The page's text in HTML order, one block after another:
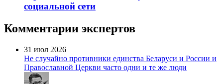
социальной сети
Комментарии экспертов
31 июл 2026
Не случайно противники единства Беларуси и России и
Православной Церкви часто одни и те же люди